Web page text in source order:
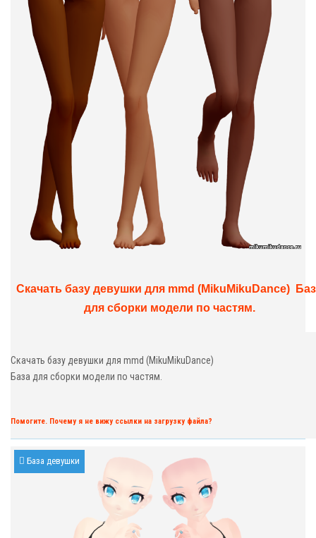
Скачать базу девушки для mmd (MikuMikuDance)
для сборки модели по частям.
Скачать базу девушки для mmd (MikuMikuDance)
База для сборки модели по частям.
Помогите. Почему я не вижу ссылки на загрузку файла?
База девушки